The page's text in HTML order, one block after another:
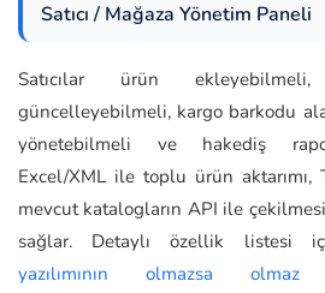
Satıcı / Mağaza Yönetim Paneli
Satıcılar ürün
güncelleyebilmeli, kargo barkodu
yönetebilmeli ve hakediş
Excel/XML ile toplu ürün aktarımı,
mevcut katalogların API ile
sağlar. Detaylı özellik listesi
yazılımının olmazsa olmaz